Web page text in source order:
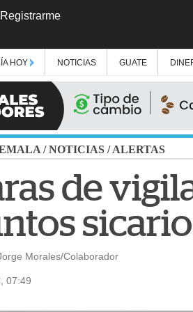
Registrarme
HOY NOTICIAS GUATE
/NOTICIAS /ALERTAS
de
Morales/Colaborador
07:49